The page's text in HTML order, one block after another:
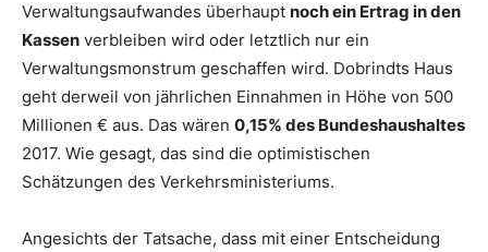
Verwaltungsaufwandes überhaupt noch ein Ertrag in den
Kassen verbleiben wird oder letztlich nur ein
Verwaltungsmonstrum geschaffen wird. Dobrindts Haus
geht derweil von jährlichen Einnahmen in Höhe von 500
Millionen € aus. Das wären 0,15% des Bundeshaushaltes
2017. Wie gesagt, das sind die optimistischen
Schätzungen des Verkehrsministeriums.
Angesichts der Tatsache, dass mit einer Entscheidung